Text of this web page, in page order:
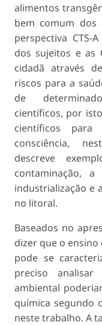
alimentos
bem comum dos
perspectiva CTS-
dos sujeitos e as
cidadã através
riscos para a
de
científicos, por
científicos
consciência,
descreve
contaminação,
industrialização e
no litoral.
Baseados no
dizer que o
pode se
preciso
ambiental
química segundo
neste trabalho. A